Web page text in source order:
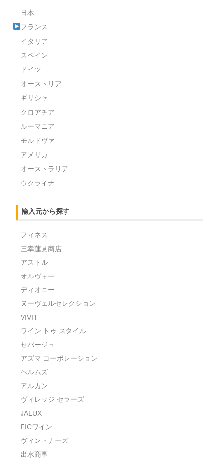
日本
フランス
イタリア
スペイン
ドイツ
オーストリア
ギリシャ
クロアチア
ルーマニア
モルドヴァ
アメリカ
オーストラリア
ウクライナ
輸入元から探す
フィネス
三幸蓮見商店
アストル
オルヴォー
ディオニー
ヌーヴェルセレクション
VIVIT
ワイン トゥ スタイル
セパージュ
アズマ コーポレーション
ヘルムズ
アルカン
ヴィレッジ セラーズ
JALUX
FICワイン
ヴィントナーズ
出水商事